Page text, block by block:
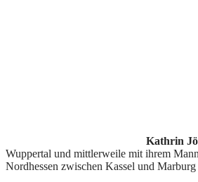
Kathrin
Wuppertal und mittlerweile mit ihrem
Nordhessen zwischen Kassel und Marburg